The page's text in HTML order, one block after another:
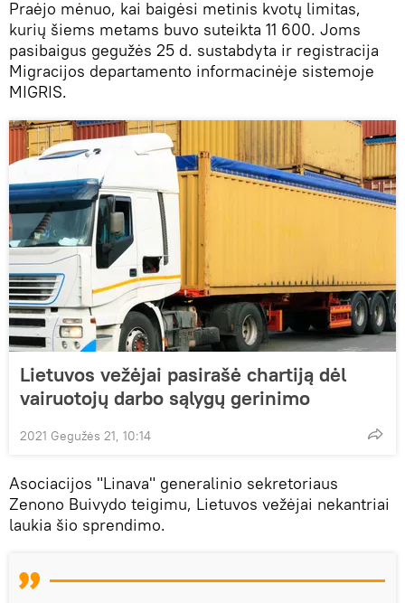
Praėjo mėnuo, kai baigėsi metinis kvotų limitas,
kurių šiems metams buvo suteikta 11 600. Joms
pasibaigus gegužės 25 d. sustabdyta ir registracija
Migracijos departamento informacinėje sistemoje
MIGRIS.
Lietuvos vežėjai pasirašė chartiją dėl
vairuotojų darbo sąlygų gerinimo
2021 Gegužės 21, 10:14
Asociacijos "Linava" generalinio sekretoriaus
Zenono Buivydo teigimu, Lietuvos vežėjai nekantriai
laukia šio sprendimo.